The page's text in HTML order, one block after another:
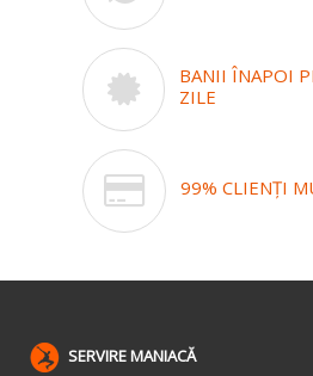
BANII ÎNAPOI
ZILE
99% CLIENȚI
SERVIRE MANIACĂ